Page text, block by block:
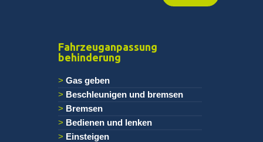
Fahrzeuganpassung
behinderung
Gas geben
Beschleunigen und bremsen
Bremsen
Bedienen und lenken
Einsteigen